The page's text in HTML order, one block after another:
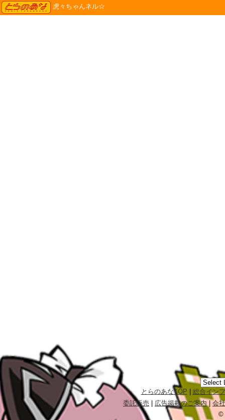
TORANOANA
虎々ちゃんネル☆
とらのあなTOP
総合イン
委託販売
広告掲載のご案内|会
©